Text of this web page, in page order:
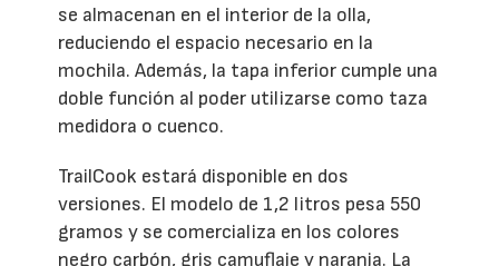
se almacenan en el interior de la olla,
reduciendo el espacio necesario en la
mochila. Además, la tapa inferior cumple una
doble función al poder utilizarse como taza
medidora o cuenco.
TrailCook estará disponible en dos
versiones. El modelo de 1,2 litros pesa 550
gramos y se comercializa en los colores
negro carbón, gris camuflaje y naranja. La